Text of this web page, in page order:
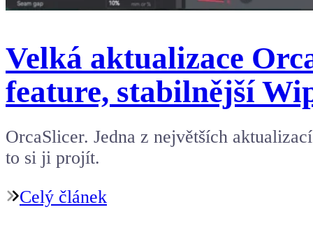
Velká aktualizace
feature, stabilnější
OrcaSlicer. Jedna z největších
to si ji projít.
Celý článek